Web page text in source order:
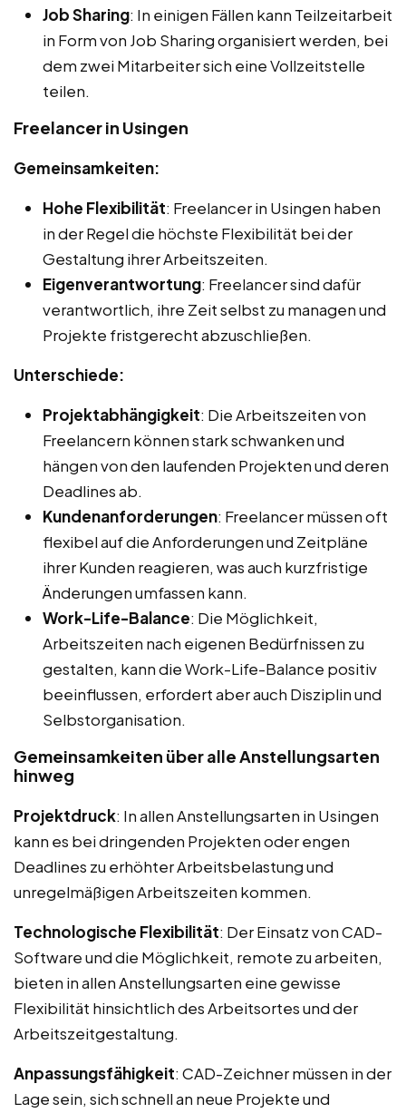
Job Sharing: In einigen Fällen kann Teilzeitarbeit
in Form von Job Sharing organisiert werden, bei
dem zwei Mitarbeiter sich eine Vollzeitstelle
teilen.
Freelancer in Usingen
Gemeinsamkeiten:
Hohe Flexibilität: Freelancer in Usingen haben
in der Regel die höchste Flexibilität bei der
Gestaltung ihrer Arbeitszeiten.
Eigenverantwortung: Freelancer sind dafür
verantwortlich, ihre Zeit selbst zu managen und
Projekte fristgerecht abzuschließen.
Unterschiede:
Projektabhängigkeit: Die Arbeitszeiten von
Freelancern können stark schwanken und
hängen von den laufenden Projekten und deren
Deadlines ab.
Kundenanforderungen: Freelancer müssen oft
flexibel auf die Anforderungen und Zeitpläne
ihrer Kunden reagieren, was auch kurzfristige
Änderungen umfassen kann.
Work-Life-Balance: Die Möglichkeit,
Arbeitszeiten nach eigenen Bedürfnissen zu
gestalten, kann die Work-Life-Balance positiv
beeinflussen, erfordert aber auch Disziplin und
Selbstorganisation.
Gemeinsamkeiten über alle Anstellungsarten
hinweg
Projektdruck: In allen Anstellungsarten in Usingen
kann es bei dringenden Projekten oder engen
Deadlines zu erhöhter Arbeitsbelastung und
unregelmäßigen Arbeitszeiten kommen.
Technologische Flexibilität: Der Einsatz von CAD-
Software und die Möglichkeit, remote zu arbeiten,
bieten in allen Anstellungsarten eine gewisse
Flexibilität hinsichtlich des Arbeitsortes und der
Arbeitszeitgestaltung.
Anpassungsfähigkeit: CAD-Zeichner müssen in der
Lage sein, sich schnell an neue Projekte und